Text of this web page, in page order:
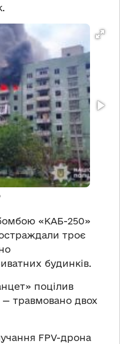
«КАБ-250»
троє
будинків.
поцілив
травмовано двох
FPV-дрона